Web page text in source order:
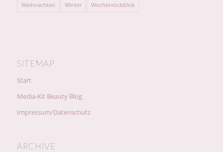
Weihnachten Winter Wochenrückblick
SITEMAP
Start
Media-Kit Beauty Blog
Impressum/Datenschutz
ARCHIVE